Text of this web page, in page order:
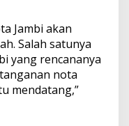
Jambi akan
Salah satunya
yang rencananya
nota
mendatang,”